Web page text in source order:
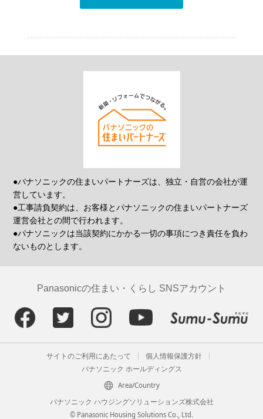
●パナソニックの住まいパートナーズは、独立・自営の会社が運
営しています。
●工事請負契約は、お客様とパナソニックの住まいパートナーズ
運営会社との間で行われます。
●パナソニックは当該契約にかかる一切の事項につき責任を負わ
ないものとします。
Panasonicの住まい・くらし SNSアカウント
サイトのご利用にあたって
個人情報保護方針
パナソニック ホールディングス
Area/Country
パナソニック ハウジングソリューションズ株式会社
© Panasonic Housing Solutions Co., Ltd.